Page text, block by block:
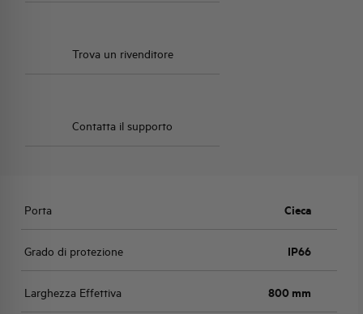
Trova un rivenditore
Contatta il supporto
Porta Cieca
Grado di protezione IP66
Larghezza Effettiva 800 mm